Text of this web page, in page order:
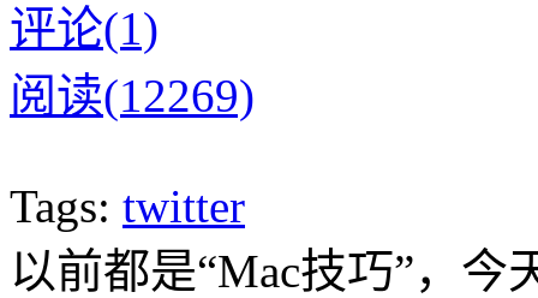
评论(1)
阅读(12269)
Tags: twitter
以前都是“Mac技巧”，今